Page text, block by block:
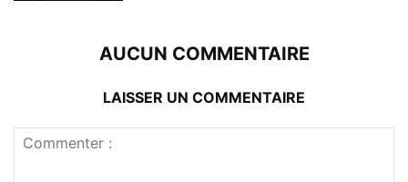
AUCUN COMMENTAIRE
LAISSER UN COMMENTAIRE